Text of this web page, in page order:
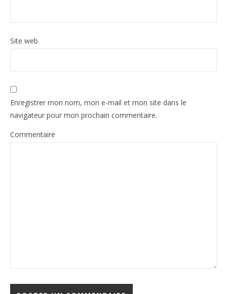
Site web
Enregistrer mon nom, mon e-mail et mon site dans le
navigateur pour mon prochain commentaire.
Commentaire